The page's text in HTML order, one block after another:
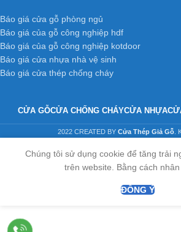
Báo giá cửa gỗ phòng ngủ
Báo giá của gỗ công nghiệp hdf
Báo giá của gỗ công nghiệp kotdoor
Báo giá cửa nhựa nhà vệ sinh
Báo giá cửa thép chống cháy
CỬA GỖCỬA CHỐNG CHÁYCỬA NHỰA
2022 CREATED BY Cửa Thép Giả Gỗ .
Chúng tôi sử dụng cookie để tăng trải
trên website. Bằng cách nhân
ĐỒNG Ý